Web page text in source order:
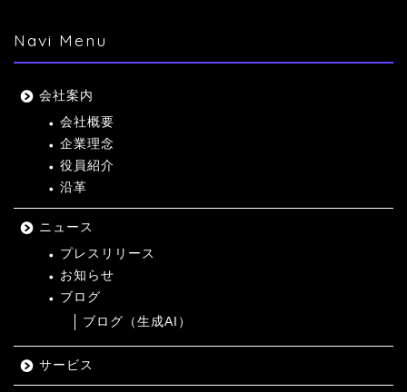
Navi Menu
会社案内
会社概要
企業理念
役員紹介
沿革
ニュース
プレスリリース
お知らせ
ブログ
ブログ（生成AI）
サービス